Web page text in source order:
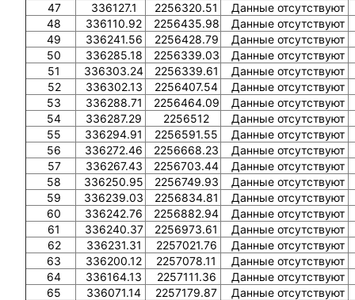
47
336127.1 2256320.51
Данные отсутствуют
48
336110.92 2256435.98
Данные отсутствуют
49
336241.56 2256428.79
Данные отсутствуют
50
336285.18 2256339.03
Данные отсутствуют
51
336303.24 2256339.61
Данные отсутствуют
52
336302.13 2256407.54
Данные отсутствуют
53
336288.71 2256464.09
Данные отсутствуют
54
336287.29 2256512
Данные отсутствуют
55
336294.91 2256591.55
Данные отсутствуют
56
336272.46 2256668.23
Данные отсутствуют
57
336267.43 2256703.44
Данные отсутствуют
58
336250.95 2256749.93
Данные отсутствуют
59
336239.03 2256834.81
Данные отсутствуют
60
336242.76 2256882.94
Данные отсутствуют
61
336240.37 2256973.61
Данные отсутствуют
62
336231.31 2257021.76
Данные отсутствуют
63
336200.12 2257078.11
Данные отсутствуют
64
336164.13 2257111.36
Данные отсутствуют
65
336071.14 2257179.87 Данные отсутствуют